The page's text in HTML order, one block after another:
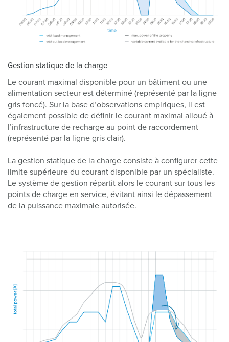
Gestion statique de la charge
Le courant maximal disponible pour un bâtiment ou une
alimentation secteur est déterminé (représenté par la ligne
gris foncé). Sur la base d’observations empiriques, il est
également possible de définir le courant maximal alloué à
l’infrastructure de recharge au point de raccordement
(représenté par la ligne gris clair).
La gestion statique de la charge consiste à configurer cette
limite supérieure du courant disponible par un spécialiste.
Le système de gestion répartit alors le courant sur tous les
points de charge en service, évitant ainsi le dépassement
de la puissance maximale autorisée.